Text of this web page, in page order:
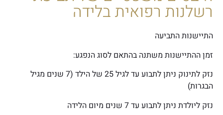
רשלנות רפואית בלידה
התיישנות התביעה
זמן ההתיישנות משתנה בהתאם לסוג הנפגע:
נזק לתינוק ניתן לתבוע עד לגיל 25 של הילד (7 שנים מגיל
הבגרות)
נזק ליולדת ניתן לתבוע עד 7 שנים מיום הלידה